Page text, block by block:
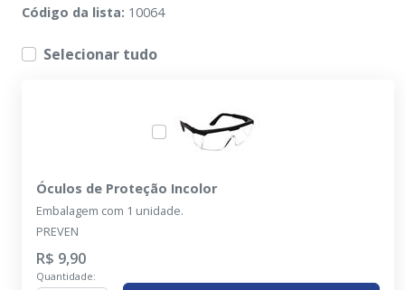
Código da lista: 10064
Selecionar tudo
Óculos de Proteção Incolor
Embalagem com 1 unidade.
PREVEN
R$ 9,90
Quantidade: